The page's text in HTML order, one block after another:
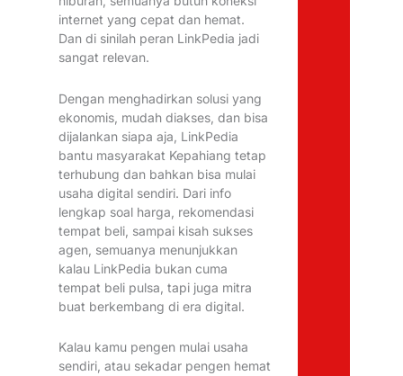
internet yang cepat dan hemat.
Dan di sinilah peran LinkPedia jadi
sangat relevan.
Dengan menghadirkan solusi yang
ekonomis, mudah diakses, dan bisa
dijalankan siapa aja, LinkPedia
bantu masyarakat Kepahiang tetap
terhubung dan bahkan bisa mulai
usaha digital sendiri. Dari info
lengkap soal harga, rekomendasi
tempat beli, sampai kisah sukses
agen, semuanya menunjukkan
kalau LinkPedia bukan cuma
tempat beli pulsa, tapi juga mitra
buat berkembang di era digital.
Kalau kamu pengen mulai usaha
sendiri, atau sekadar pengen hemat